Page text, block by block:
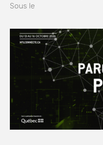
Sous le